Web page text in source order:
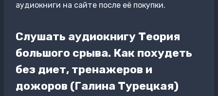
аудиокниги на сайте после её покупки.
Слушать аудиокнигу Теория
большого срыва. Как похудеть
без диет, тренажеров и
дожоров (Галина Турецкая)